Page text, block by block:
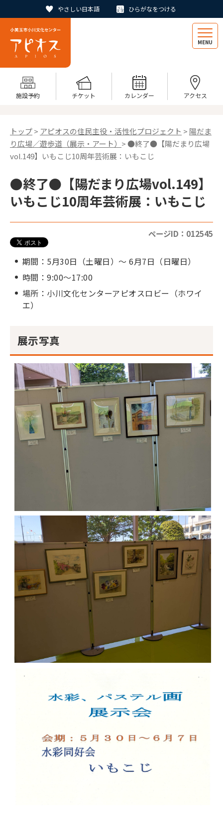
やさしい日本語 ひらがなをつける
MENU
施設予約 チケット カレンダー アクセス
トップ> アピオスの住民主役・活性化プロジェクト > 陽だま
り広場／遊歩道（展示・アート） > ●終了●【陽だまり広場
vol.149】いもこじ10周年芸術展：いもこじ
●終了●【陽だまり広場vol.149】
いもこじ10周年芸術展：いもこじ
ページID：012545
期間：5月30日（土曜日）～ 6月7日（日曜日）
時間：9:00～17:00
場所：小川文化センターアピオスロビー（ホワイ
エ）
展示写真